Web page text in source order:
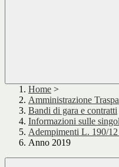
Home >
Amministrazione
Bandi di gara e contratti
Informazioni sulle
Adempimenti L. 190/
Anno 2019